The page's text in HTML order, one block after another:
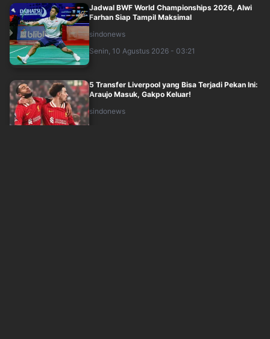
Jadwal BWF World Championships 2026, Alwi
Farhan Siap Tampil Maksimal
sindonews
Senin, 10 Agustus 2026 - 03:21
5 Transfer Liverpool yang Bisa Terjadi Pekan Ini:
Araujo Masuk, Gakpo Keluar!
sindonews
Senin, 10 Agustus 2026 - 04:33